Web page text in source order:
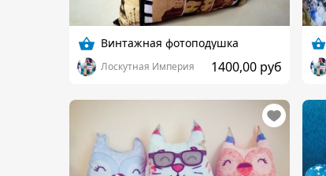
Винтажная фотоподушка
Лоскутная Империя 1400,00 руб